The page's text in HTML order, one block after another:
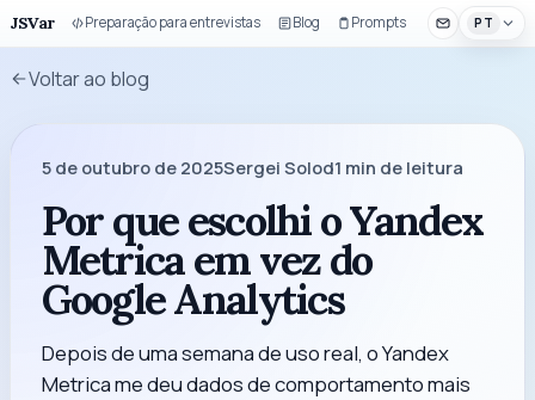
JSVar Preparação para entrevistas Blog Prompts Componentes
PT
Voltar ao blog
5 de outubro de 2025Sergei Solod1 min de leitura
Por que escolhi o Yandex
Metrica em vez do
Google Analytics
Depois de uma semana de uso real, o Yandex
Metrica me deu dados de comportamento mais